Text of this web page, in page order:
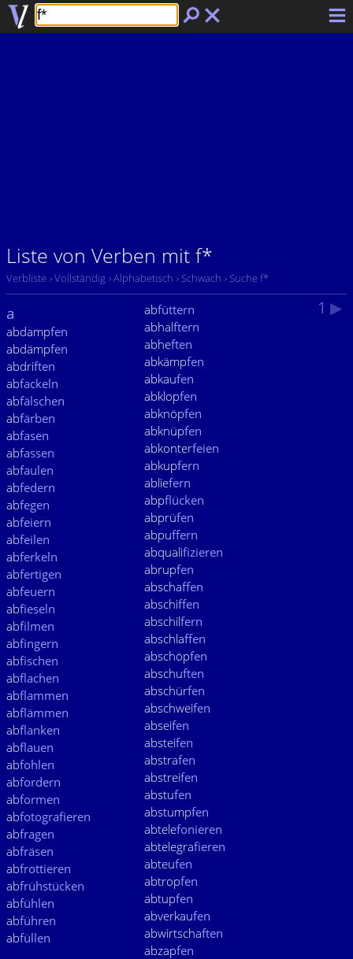
Liste von Verben mit f*
Verbliste › Vollständig › Alphabetisch › Schwach › Suche f*
1 ▶
a
abdampfen
abdämpfen
abdriften
abfackeln
abfälschen
abfärben
abfasen
abfassen
abfaulen
abfedern
abfegen
abfeiern
abfeilen
abferkeln
abfertigen
abfeuern
abfieseln
abfilmen
abfingern
abfischen
abflachen
abflammen
abflämmen
abflanken
abflauen
abfohlen
abfordern
abformen
abfotografieren
abfragen
abfräsen
abfrottieren
abfrühstücken
abfühlen
abführen
abfüllen
abfüttern
abhalftern
abheften
abkämpfen
abkaufen
abklopfen
abknöpfen
abknüpfen
abkonterfeien
abkupfern
abliefern
abpflücken
abprüfen
abpuffern
abqualifizieren
abrupfen
abschaffen
abschiffen
abschilfern
abschlaffen
abschöpfen
abschuften
abschürfen
abschweifen
abseifen
absteifen
abstrafen
abstreifen
abstufen
abstumpfen
abtelefonieren
abtelegrafieren
abteufen
abtropfen
abtupfen
abverkaufen
abwirtschaften
abzapfen